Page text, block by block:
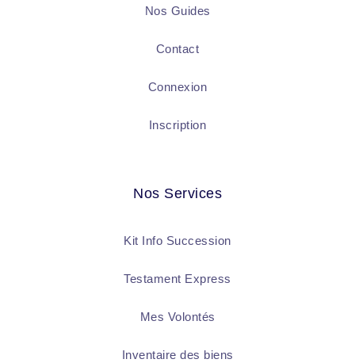
Nos Guides
Contact
Connexion
Inscription
Nos Services
Kit Info Succession
Testament Express
Mes Volontés
Inventaire des biens